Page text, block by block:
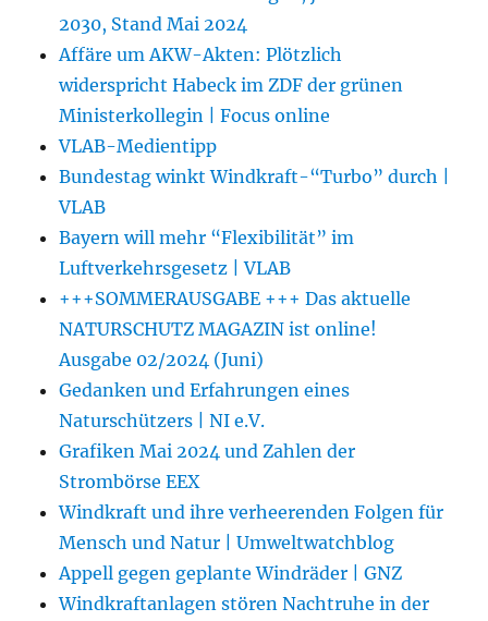
2030, Stand Mai 2024
Affäre um AKW-Akten: Plötzlich
widerspricht Habeck im ZDF der grünen
Ministerkollegin | Focus online
VLAB-Medientipp
Bundestag winkt Windkraft-“Turbo” durch |
VLAB
Bayern will mehr “Flexibilität” im
Luftverkehrsgesetz | VLAB
+++SOMMERAUSGABE +++ Das aktuelle
NATURSCHUTZ MAGAZIN ist online!
Ausgabe 02/2024 (Juni)
Gedanken und Erfahrungen eines
Naturschützers | NI e.V.
Grafiken Mai 2024 und Zahlen der
Strombörse EEX
Windkraft und ihre verheerenden Folgen für
Mensch und Natur | Umweltwatchblog
Appell gegen geplante Windräder | GNZ
Windkraftanlagen stören Nachtruhe in der